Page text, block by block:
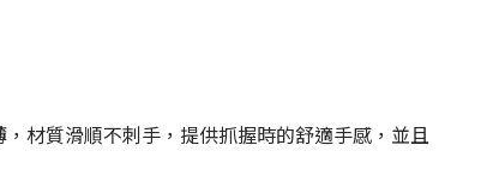
材質滑順不刺手，提供抓握時的舒適手感，並且